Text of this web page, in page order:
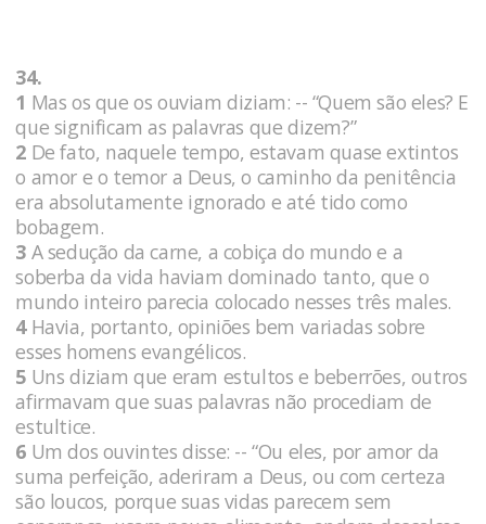
34.
1 Mas os que os ouviam diziam: -- “Quem são eles? E
que significam as palavras que dizem?”
2 De fato, naquele tempo, estavam quase extintos
o amor e o temor a Deus, o caminho da penitência
era absolutamente ignorado e até tido como
bobagem.
3 A sedução da carne, a cobiça do mundo e a
soberba da vida haviam dominado tanto, que o
mundo inteiro parecia colocado nesses três males.
4Havia, portanto, opiniões bem variadas sobre
esses homens evangélicos.
5 Uns diziam que eram estultos e beberrões, outros
afirmavam que suas palavras não procediam de
estultice.
6 Um dos ouvintes disse: -- “Ou eles, por amor da
suma perfeição, aderiram a Deus, ou com certeza
são loucos, porque suas vidas parecem sem